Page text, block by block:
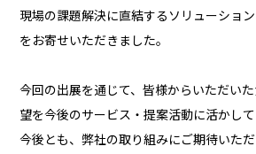
現場の課題解決に直結するソリューショ
をお寄せいただきました。
今回の出展を通じて、皆様からいただい
望を今後のサービス・提案活動に活かして
今後とも、弊社の取り組みにご期待いた